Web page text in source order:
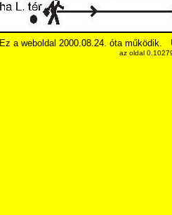
Ez a weboldal 2000.08.24. óta működik.
az oldal